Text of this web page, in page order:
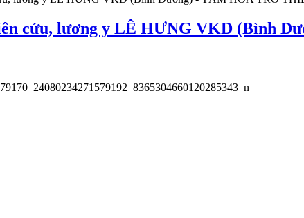
cứu, lương y LÊ HƯNG VKD (Bình